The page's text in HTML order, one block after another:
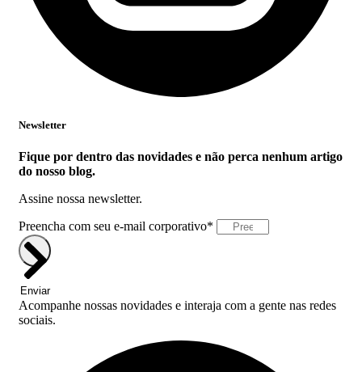
Newsletter
Fique por dentro das novidades e não perca nenhum artigo
do nosso blog.
Assine nossa newsletter.
Preencha com seu e-mail corporativo*
Enviar
Acompanhe nossas novidades e interaja com a gente nas redes
sociais.